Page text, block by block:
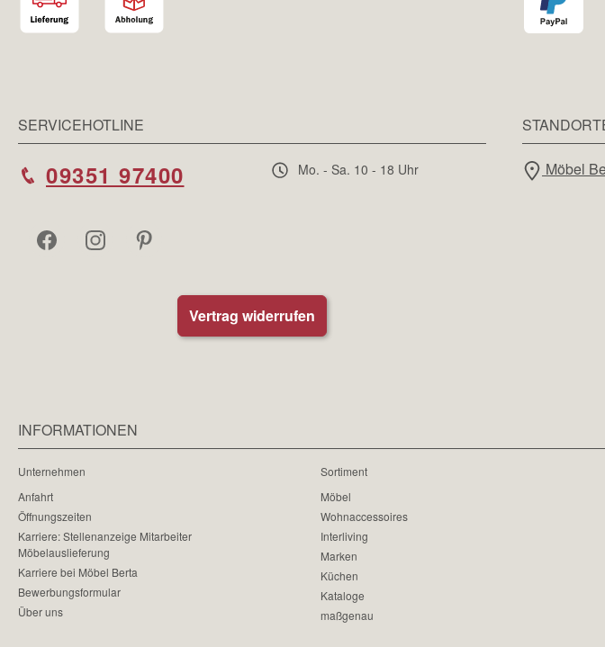
SERVICEHOTLINE
09351 97400 Mo. - Sa. 10 - 18 Uhr
Vertrag widerrufen
Möbel
INFORMATIONEN
Unternehmen
Anfahrt
Öffnungszeiten
Karriere: Stellenanzeige Mitarbeiter
Möbelauslieferung
Karriere bei Möbel Berta
Bewerbungsformular
Über uns
Sortiment
Möbel
Wohnaccessoires
Interliving
Marken
Küchen
Kataloge
maßgenau